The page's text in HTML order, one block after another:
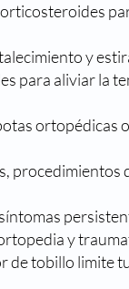
y
para aliviar la
ortopédicas
y
de tobillo limite